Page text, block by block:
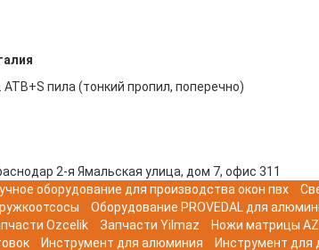
пила (тонкий пропил, поперечно)
2-я Ямальская улица, дом 7, офис 311
оборудование для производства окон пвх
Оборудование PROVEDAL для
Ozcelik Запчасти Yilmaz Ножи матрицы AZ
Инструмент для алюминия Инструмент для